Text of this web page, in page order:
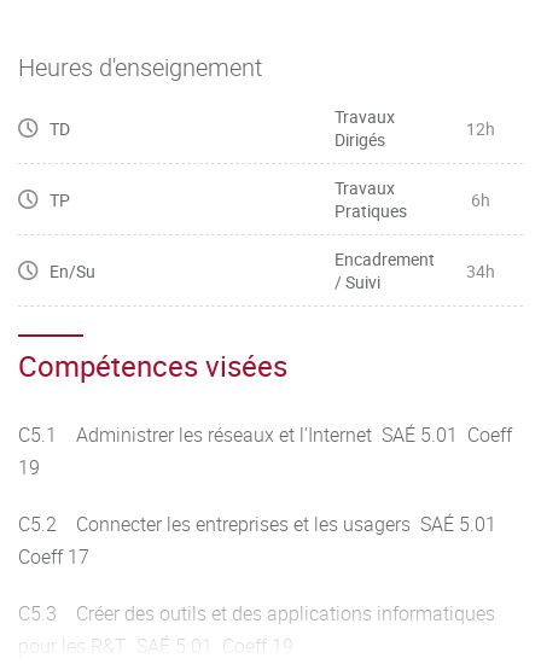
Heures d'enseignement
TD
Travaux
Dirigés
12h
TP
Travaux
Pratiques
6h
En/Su
Encadrement
/ Suivi
34h
Compétences visées
C5.1 Administrer les réseaux et l'Internet SAÉ 5.01 Coeff
19
C5.2 Connecter les entreprises et les usagers SAÉ 5.01
Coeff 17
C5.3 Créer des outils et des applications informatiques
pour les R&T SAÉ 5.01 Coeff 19